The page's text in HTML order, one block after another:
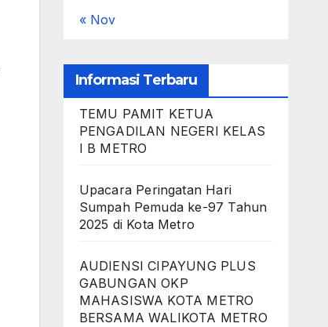
« Nov
Informasi Terbaru
TEMU PAMIT KETUA
PENGADILAN NEGERI KELAS
I B METRO
Upacara Peringatan Hari
Sumpah Pemuda ke-97 Tahun
2025 di Kota Metro
AUDIENSI CIPAYUNG PLUS
GABUNGAN OKP
MAHASISWA KOTA METRO
BERSAMA WALIKOTA METRO